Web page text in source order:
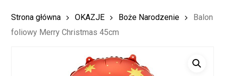
Strona główna OKAZJE Boże Narodzenie
Balon
foliowy Merry Christmas 45cm